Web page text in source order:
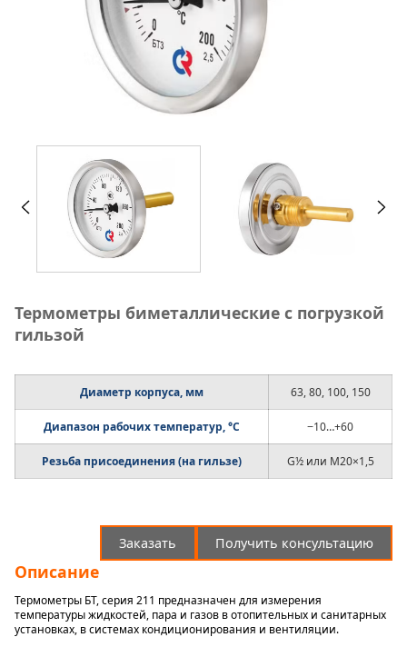
Термометры биметаллические с погрузкой
гильзой
Диаметр корпуса, мм 63, 80, 100, 150
Диапазон рабочих температур, °C −10…+60
Резьба присоединения (на гильзе) G½ или M20×1,5
Заказать Получить консультацию
Описание
Термометры БТ, серия 211 предназначен для измерения
температуры жидкостей, пара и газов в отопительных и санитарных
установках, в системах кондиционирования и вентиляции.